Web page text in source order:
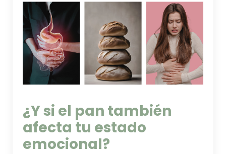
¿Y si el pan también
afecta tu estado
emocional?